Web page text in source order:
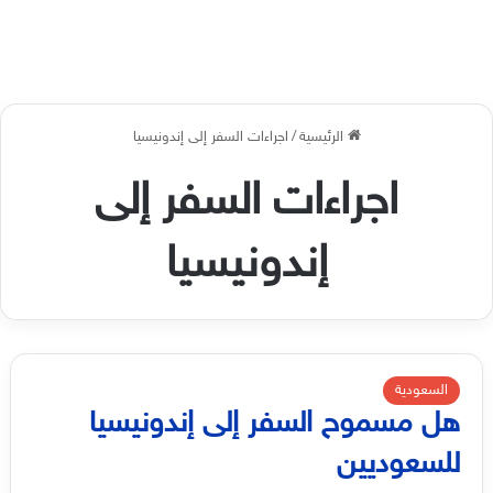
الرئيسية / اجراءات السفر إلى إندونيسيا
اجراءات السفر إلى
إندونيسيا
السعودية
هل مسموح السفر إلى إندونيسيا
للسعوديين